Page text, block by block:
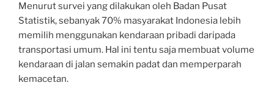
Menurut survei yang dilakukan oleh Badan Pusat
Statistik, sebanyak 70% masyarakat Indonesia lebih
memilih menggunakan kendaraan pribadi daripada
transportasi umum. Hal ini tentu saja membuat volume
kendaraan di jalan semakin padat dan memperparah
kemacetan.